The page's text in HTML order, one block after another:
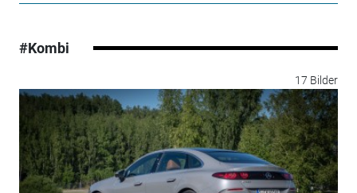
#Kombi
17 Bilder